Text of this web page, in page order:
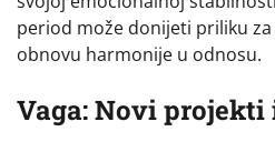
period može donijeti priliku
obnovu harmonije u odnosu.
Vaga: Novi